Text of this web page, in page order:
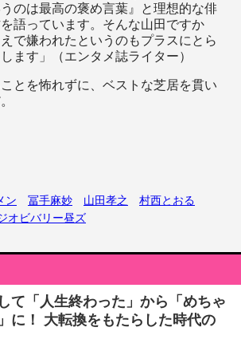
のは最高の褒め言葉』と理想的な俳
語っています。そんな山田ですか
で嫌われたというのもプラスにとら
ます」（エンタメ誌ライター）
とを怖れずに、ベストな芝居を貫い
ン 冨手麻妙 山田孝之
村西とおる
オビバリー昼ズ
て「人生終わった」から「めちゃ
に！ 大転換をもたらした時代の